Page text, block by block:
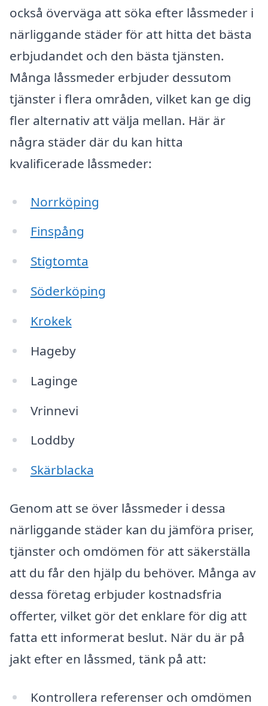
också överväga att söka efter låssmeder i
närliggande städer för att hitta det bästa
erbjudandet och den bästa tjänsten.
Många låssmeder erbjuder dessutom
tjänster i flera områden, vilket kan ge dig
fler alternativ att välja mellan. Här är
några städer där du kan hitta
kvalificerade låssmeder:
Norrköping
Finspång
Stigtomta
Söderköping
Krokek
Hageby
Laginge
Vrinnevi
Loddby
Skärblacka
Genom att se över låssmeder i dessa
närliggande städer kan du jämföra priser,
tjänster och omdömen för att säkerställa
att du får den hjälp du behöver. Många av
dessa företag erbjuder kostnadsfria
offerter, vilket gör det enklare för dig att
fatta ett informerat beslut. När du är på
jakt efter en låssmed, tänk på att:
Kontrollera referenser och omdömen